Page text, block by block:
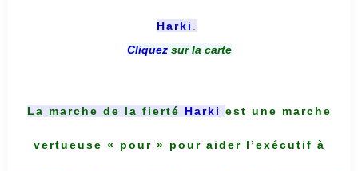
Harki
Cliquez sur la carte
La marche de la fierté Harki est une marche
vertueuse « pour » pour aider l’exécutif à